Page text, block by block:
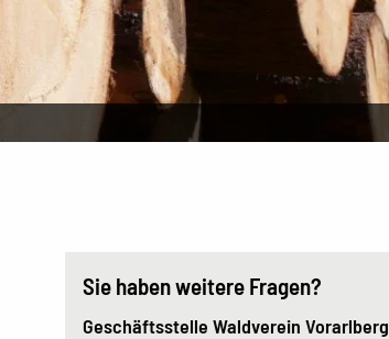
Sie haben weitere Fragen?
Geschäftsstelle Waldverein Vorarlberg